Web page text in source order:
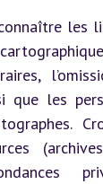
les
que les